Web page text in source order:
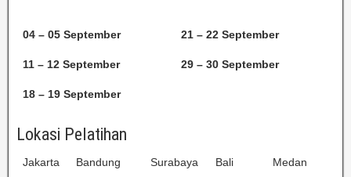
04 – 05 September 21 – 22 September
11 – 12 September 29 – 30 September
18 – 19 September
Lokasi Pelatihan
Jakarta Bandung Surabaya Bali Medan